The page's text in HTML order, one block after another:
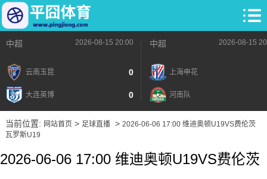
中超 2026-08-15 20:00
云南玉昆 0
大连英博 0
中超 2026-08-15
上海申花
河南队
当前位置: 网站首页> 足球直播> 2026-06-06 17:00 维迪奥顿U19VS费伦茨
瓦罗斯U19
2026-06-06 17:00 维迪奥顿U19VS费伦茨